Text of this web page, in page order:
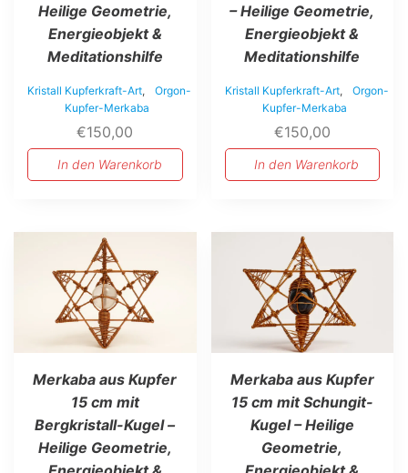
Heilige Geometrie,
Energieobjekt &
Meditationshilfe
Kristall Kupferkraft-Art,
Orgon-
Kupfer-Merkaba
€150,00
In den Warenkorb
– Heilige Geometrie,
Energieobjekt &
Meditationshilfe
Kristall Kupferkraft-Art,
Orgon-
Kupfer-Merkaba
€150,00
In den Warenkorb
Merkaba aus Kupfer
15 cm mit
Bergkristall-Kugel –
Heilige Geometrie,
Merkaba aus Kupfer
15 cm mit Schungit-
Kugel – Heilige
Geometrie,